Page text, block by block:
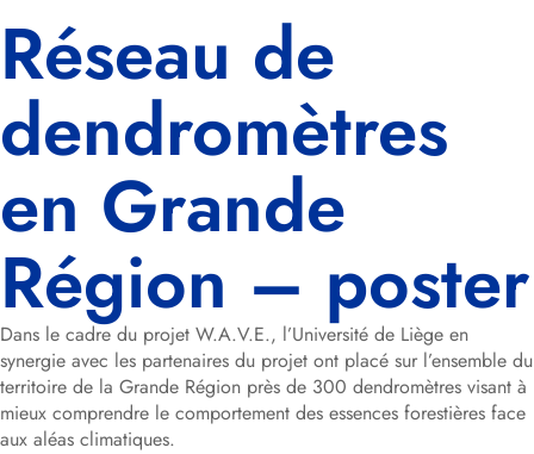
Réseau de
dendromètres
en Grande
Région – poster
Dans le cadre du projet W.A.V.E., l’Université de Liège en
synergie avec les partenaires du projet ont placé sur l’ensemble du
territoire de la Grande Région près de 300 dendromètres visant à
mieux comprendre le comportement des essences forestières face
aux aléas climatiques.